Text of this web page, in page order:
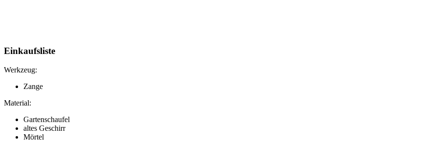
Einkaufsliste
Werkzeug:
Zange
Material:
Gartenschaufel
altes Geschirr
Mörtel